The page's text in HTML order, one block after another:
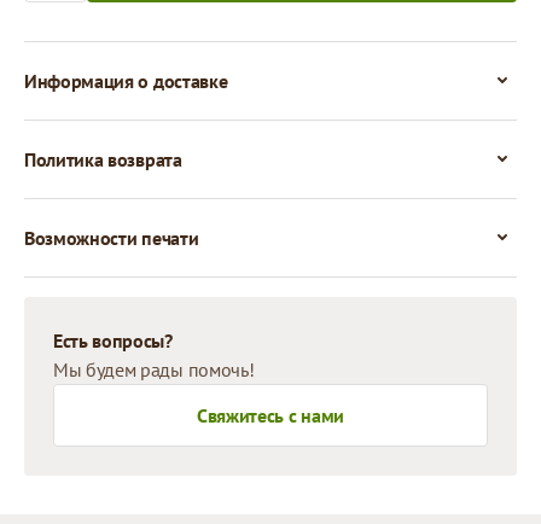
Информация о доставке
Политика возврата
Возможности печати
Есть вопросы?
Мы будем рады помочь!
Свяжитесь с нами